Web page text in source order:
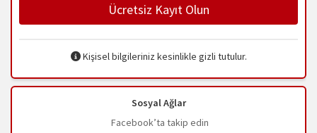
Ücretsiz Kayıt Olun
Kişisel bilgileriniz kesinlikle gizli tutulur.
Sosyal Ağlar
Facebook’ta takip edin